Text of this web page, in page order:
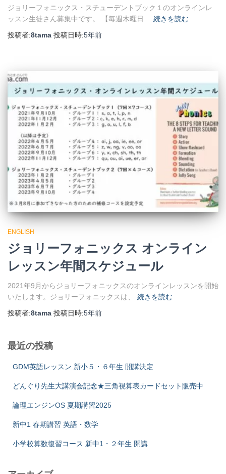
ジョリーフォニックス・スチューデントブック１のオンラインレ
ッスン生徒さん募集中です。 【毎週木曜日
続きを読む
投稿者:8tama 投稿日時:5年前
ENGLISH
ジョリーフォニックス オンライン
レッスン年間スケジュール
2021年9月からジョリーフォニックスのオンラインレッスンを開始
いたします。ジョリーフォニックスは、
続きを読む
投稿者:8tama 投稿日時:5年前
最近の投稿
GDM英語レッスン 新小５・６年生 開講決定
どんぐり先生大講演会記念★三角視算表カードセット販売中
論理エンジンOS 夏期講習2025
新中1 春期講習 英語・数学
小学校算数復習コース 新中1・２年生 開講